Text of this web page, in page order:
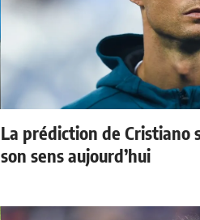
La prédiction de
son sens aujourd’hui